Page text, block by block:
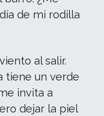
de mi rodilla
al salir.
tiene un verde
invita a
dejar la piel